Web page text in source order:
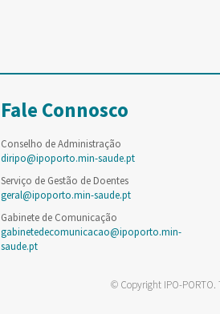
Fale Connosco
Conselho de Administração
diripo@ipoporto.min-saude.pt
Serviço de Gestão de Doentes
geral@ipoporto.min-saude.pt
Gabinete de Comunicação
gabinetedecomunicacao@ipoporto.min-
saude.pt
© Copyright IPO-PORTO.